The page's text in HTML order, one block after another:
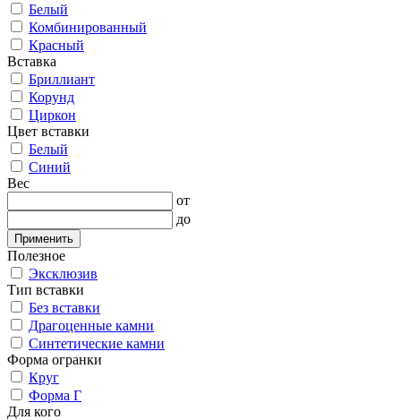
Белый
Комбинированный
Красный
Вставка
Бриллиант
Корунд
Циркон
Цвет вставки
Белый
Синий
Вес
от
до
Применить
Полезное
Эксклюзив
Тип вставки
Без вставки
Драгоценные камни
Синтетические камни
Форма огранки
Круг
Форма Г
Для кого